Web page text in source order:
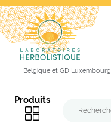
Belgique et GD Luxembourg
Produits